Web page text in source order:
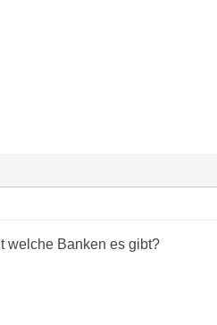
welche Banken es gibt?